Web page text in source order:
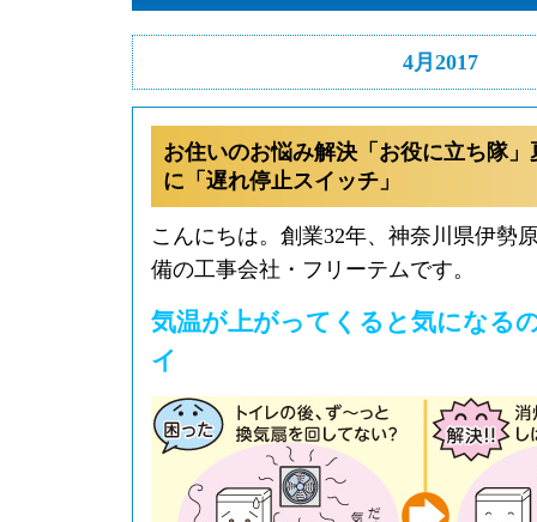
4月2017
お住いのお悩み解決「お役に立ち隊
に「遅れ停止スイッチ」
こんにちは。創業32年、神奈川県伊勢
備の工事会社・フリーテムです。
気温が上がってくると気になる
イ